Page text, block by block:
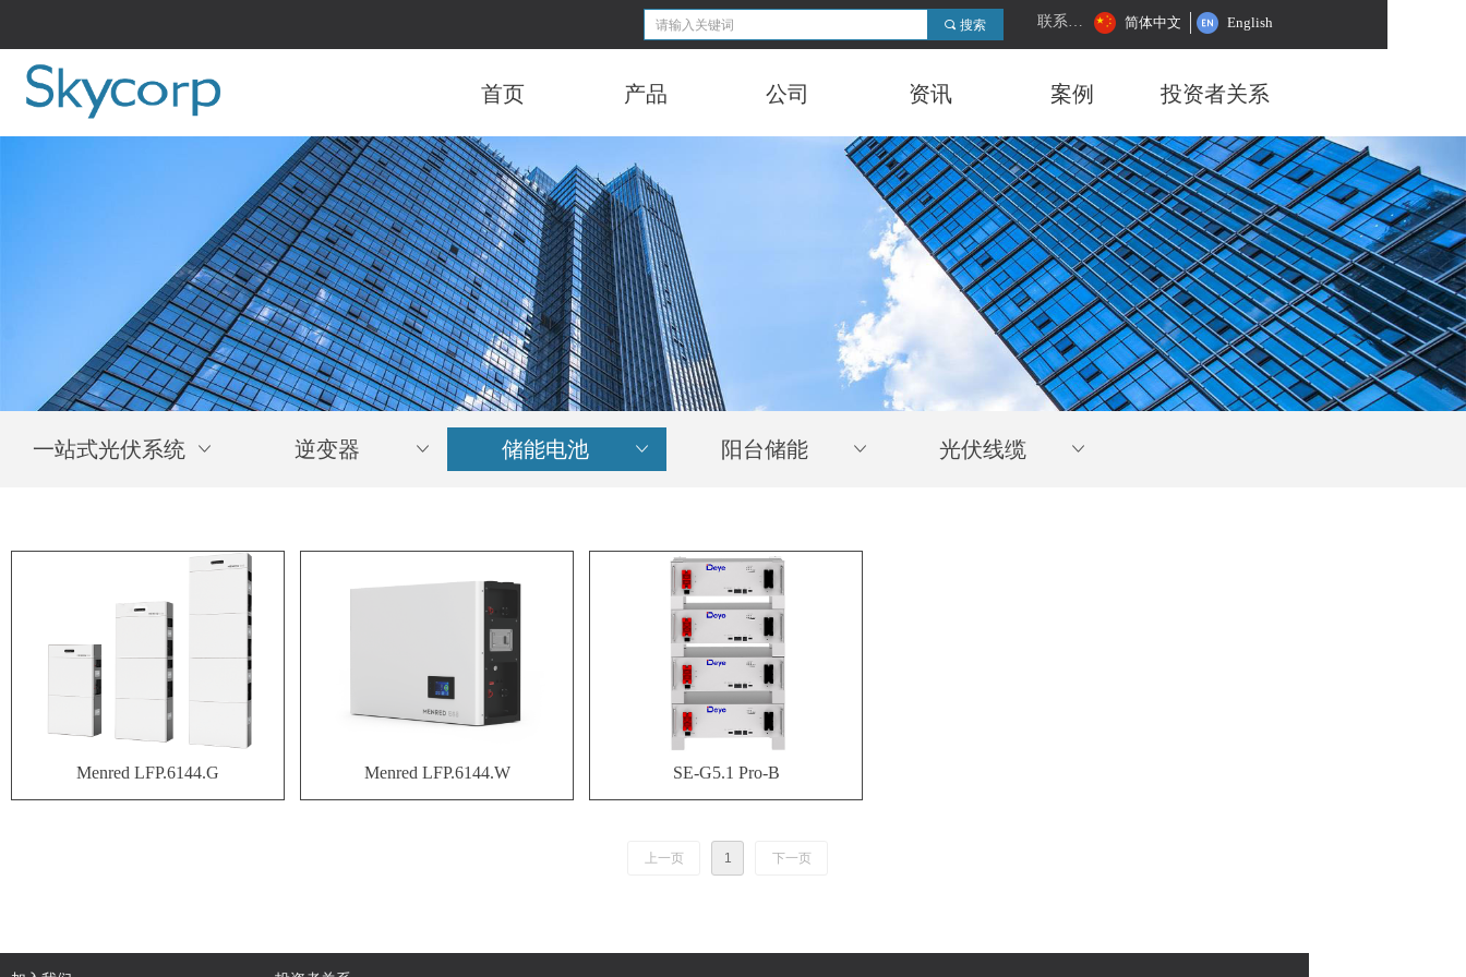
联系我们 简体中文 English
끠 搜索
首页 产品 公司 资讯 案例 投资者关系
ꀁ
一站式光伏系统 ꀁ
逆变器 ꀁ
储能电池 ꀁ
阳台储能 ꀁ
光伏线缆
Menred LFP.6144.G Menred LFP.6144.W SE-G5.1 Pro-B
上一页 1 下一页